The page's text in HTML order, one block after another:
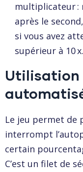
multiplicateur :
après le
si vous avez
supérieur à 10 x.
Utilisation
Le jeu permet de
interrompt
certain
C’est un filet de